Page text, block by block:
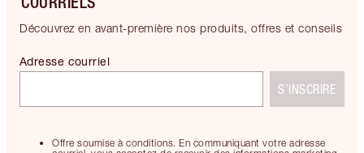
Découvrez en avant-première nos produits, offres et conseils
Offre soumise à conditions. En communiquant votre adresse
Adresse courriel
S’INSCRIRE